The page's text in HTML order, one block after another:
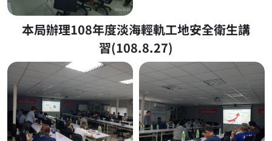
本局辦理108年度淡海輕軌工地安全衛生講
習(108.8.27)